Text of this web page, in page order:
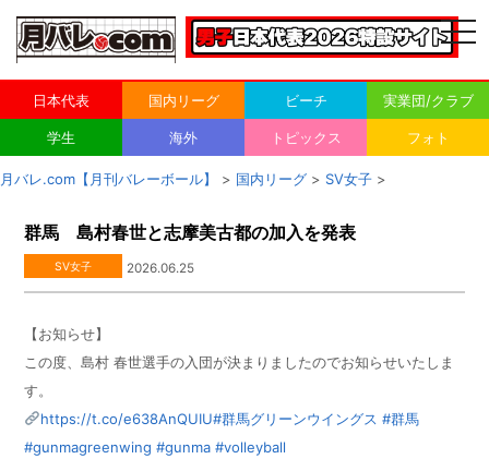
日本代表 国内リーグ ビーチ 実業団/クラブ
学生 海外 トピックス フォト
月バレ.com【月刊バレーボール】 > 国内リーグ > SV女子 >
群馬 島村春世と志摩美古都の加入を発表
SV女子 2026.06.25
【お知らせ】
この度、島村 春世選手の入団が決まりましたのでお知らせいたしま
す。
https://t.co/e638AnQUIU#群馬グリーンウイングス #群馬
#gunmagreenwing #gunma #volleyball